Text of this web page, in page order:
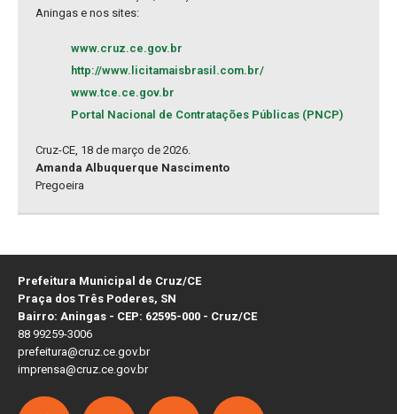
Aningas e nos sites:
www.cruz.ce.gov.br
http://www.licitamaisbrasil.com.br/
www.tce.ce.gov.br
Portal Nacional de Contratações Públicas (PNCP)
Cruz-CE, 18 de março de 2026.
Amanda Albuquerque Nascimento
Pregoeira
Prefeitura Municipal de Cruz/CE
Praça dos Três Poderes, SN
Bairro: Aningas - CEP: 62595-000 - Cruz/CE
88 99259-3006
prefeitura@cruz.ce.gov.br
imprensa@cruz.ce.gov.br